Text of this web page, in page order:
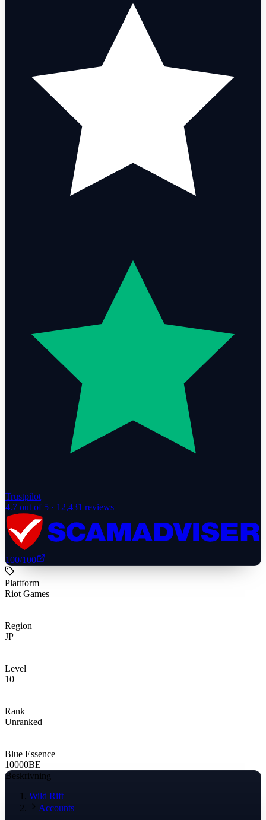
Trustpilot
4.7 out of 5 · 12,431 reviews
100/100
Plattform
Riot Games
Region
JP
Level
10
Rank
Unranked
Blue Essence
10000BE
Beskrivning
Wild Rift
Accounts